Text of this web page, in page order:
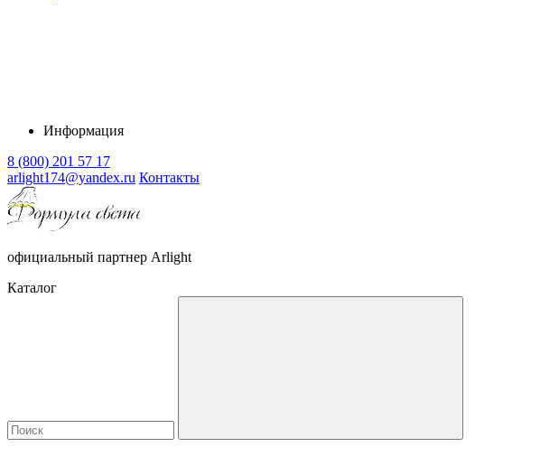
Информация
8 (800) 201 57 17
arlight174@yandex.ru Контакты
официальный партнер Arlight
Каталог